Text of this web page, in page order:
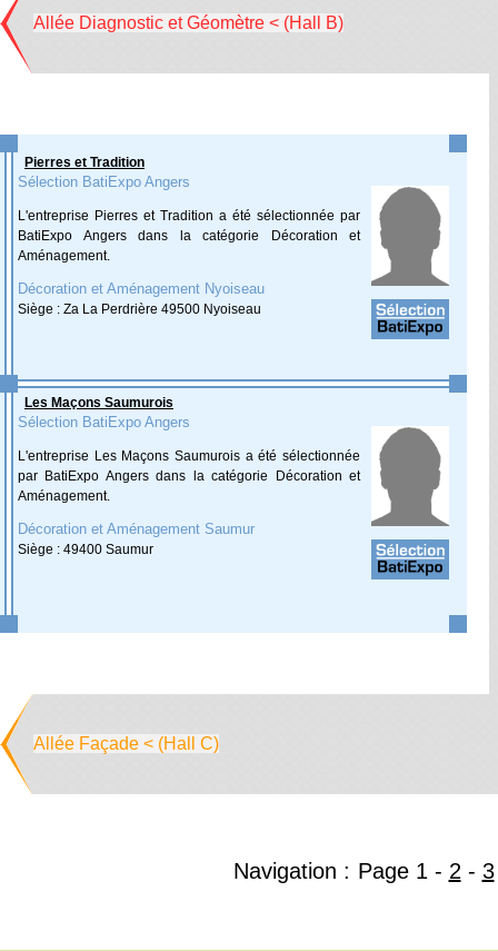
Allée Diagnostic et Géomètre < (Hall B)
Pierres et Tradition
Sélection BatiExpo Angers
L'entreprise Pierres et Tradition a été sélectionnée par
BatiExpo Angers dans la catégorie Décoration et
Aménagement.
Décoration et Aménagement Nyoiseau
Siège : Za La Perdrière 49500 Nyoiseau
Les Maçons Saumurois
Sélection BatiExpo Angers
L'entreprise Les Maçons Saumurois a été sélectionnée
par BatiExpo Angers dans la catégorie Décoration et
Aménagement.
Décoration et Aménagement Saumur
Siège : 49400 Saumur
Allée Façade < (Hall C)
Navigation : Page 1 - 2 - 3